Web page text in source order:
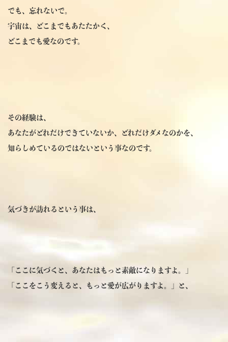
でも、忘れないで。
宇宙は、どこまでもあたたかく、
どこまでも愛なのです。
その経験は、
あなたがどれだけできていないか、どれだけダメなのかを、
知らしめているのではないという事なのです。
気づきが訪れるという事は、
「ここに気づくと、あなたはもっと素敵になりますよ。」
「ここをこう変えると、もっと愛が広がりますよ。」と、